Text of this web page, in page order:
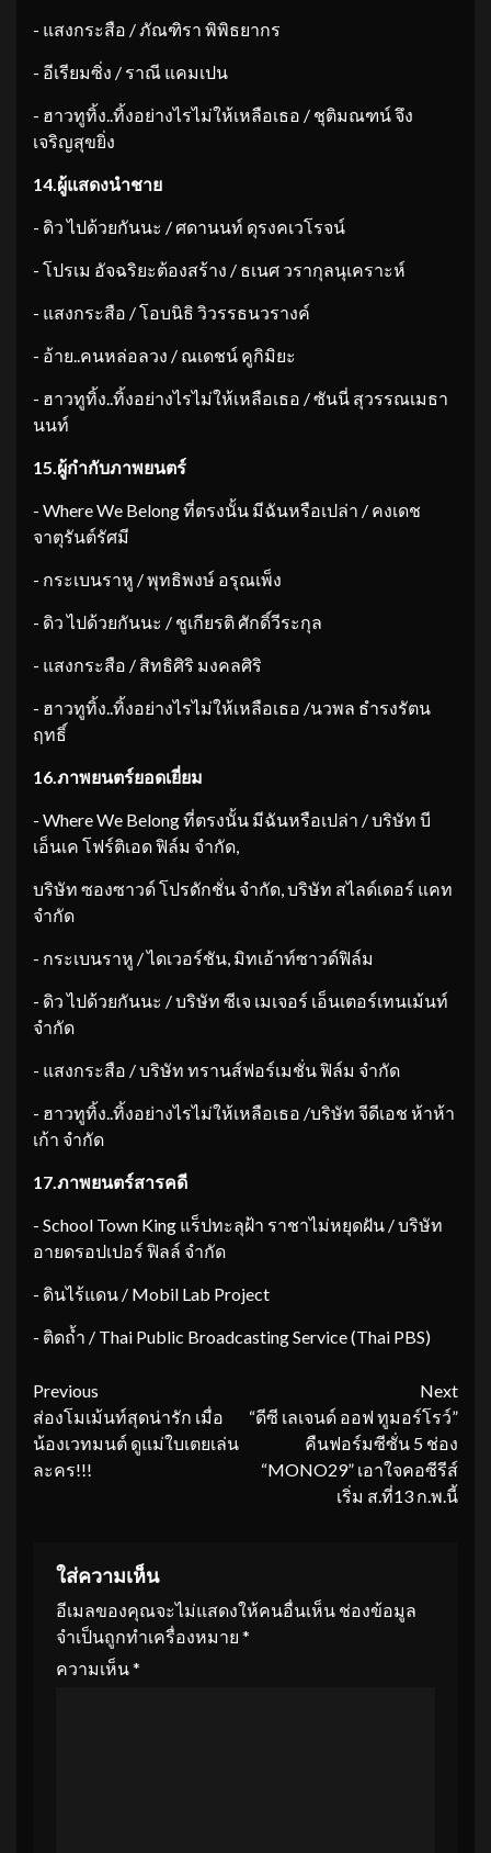
​- แสงกระสือ / ภัณฑิรา พิพิธยากร
​- อีเรียมซิ่ง / ราณี แคมเปน
​- ฮาวทูทิ้ง..ทิ้งอย่างไรไม่ให้เหลือเธอ / ชุติมณฑน์ จึง
เจริญสุขยิ่ง
14. ผู้แสดงนำชาย
​- ดิว ไปด้วยกันนะ / ศดานนท์ ดุรงคเวโรจน์
​- โปรเม อัจฉริยะต้องสร้าง / ธเนศ วรากุลนุเคราะห์
​- แสงกระสือ / โอบนิธิ วิวรรธนวรางค์
​- อ้าย..คนหล่อลวง / ณเดชน์ คูกิมิยะ
​- ฮาวทูทิ้ง..ทิ้งอย่างไรไม่ให้เหลือเธอ / ซันนี่ สุวรรณเมธา
นนท์
15. ผู้กำกับภาพยนตร์
​- Where We Belong ที่ตรงนั้น มีฉันหรือเปล่า / คงเดช
จาตุรันต์รัศมี
​- กระเบนราหู / พุทธิพงษ์ อรุณเพ็ง
​- ดิว ไปด้วยกันนะ / ชูเกียรติ ศักดิ์วีระกุล
​- แสงกระสือ / สิทธิศิริ มงคลศิริ
​- ฮาวทูทิ้ง..ทิ้งอย่างไรไม่ให้เหลือเธอ /นวพล ธำรงรัตน
ฤทธิ์
16. ภาพยนตร์ยอดเยี่ยม
​- Where We Belong ที่ตรงนั้น มีฉันหรือเปล่า / บริษัท บี
เอ็นเค โฟร์ติเอด ฟิล์ม จำกัด,
บริษัท ซองซาวด์ โปรดักชั่น จำกัด, บริษัท สไลด์เดอร์ แคท
จำกัด
​- กระเบนราหู / ไดเวอร์ชัน, มิทเอ้าท์ซาวด์ฟิล์ม
​- ดิว ไปด้วยกันนะ / บริษัท ซีเจ เมเจอร์ เอ็นเตอร์เทนเม้นท์
จำกัด
​- แสงกระสือ / บริษัท ทรานส์ฟอร์เมชั่น ฟิล์ม จำกัด
​- ฮาวทูทิ้ง..ทิ้งอย่างไรไม่ให้เหลือเธอ /บริษัท จีดีเอช ห้าห้า
เก้า จำกัด
17. ภาพยนตร์สารคดี
​- School Town King แร็ปทะลุฝ้า ราชาไม่หยุดฝัน / บริษัท
อายดรอปเปอร์ ฟิลล์ จำกัด
​- ดินไร้แดน / Mobil Lab Project
​- ติดถ้ำ / Thai Public Broadcasting Service (Thai PBS)
Continue
Reading
Previous
ส่องโมเม้นท์สุดน่ารัก เมื่อ
น้องเวทมนต์ ดูแม่ใบเตยเล่น
ละคร!!!
Next
“ดีซี เลเจนด์ ออฟ ทูมอร์โรว์”
คืนฟอร์มซีซั่น 5 ช่อง
“MONO29” เอาใจคอซีรีส์
เริ่ม ส.ที่13 ก.พ.นี้
ใส่ความเห็น
อีเมลของคุณจะไม่แสดงให้คนอื่นเห็น ช่องข้อมูล
จำเป็นถูกทำเครื่องหมาย *
ความเห็น*